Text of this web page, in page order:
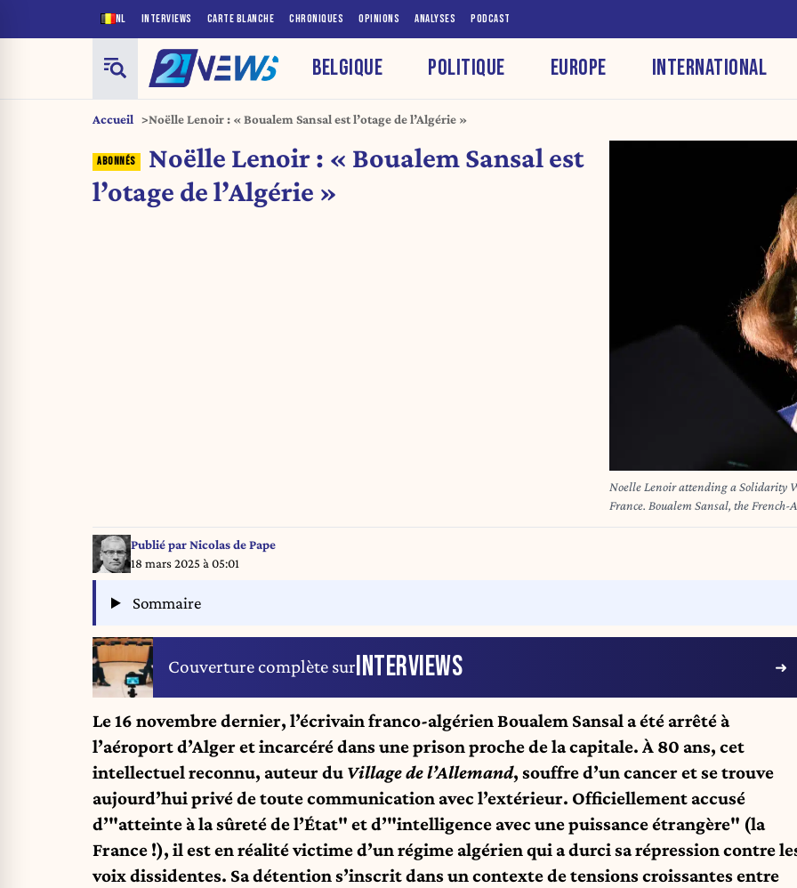
NL INTERVIEWS CARTE BLANCHE CHRONIQUES OPINIONS ANALYSES PODCAST
BELGIQUE POLITIQUE EUROPE INTERNATIONAL
Accueil Noëlle Lenoir : « Boualem Sansal est l’otage de l’Algérie »
Noëlle Lenoir : « Boualem Sansal est
l’otage de l’Algérie »
Noelle Lenoir attending a Solidarity
France. Boualem Sansal, the
security charges, has been
Publié parNicolas de Pape
18 mars 2025 à 05:01
Sommaire
Couverture complète surINTERVIEWS
Le 16 novembre dernier, l’écrivain franco-algérien Boualem Sansal a été arrêté à
l’aéroport d’Alger et incarcéré dans une prison proche de la capitale. À 80 ans, cet
intellectuel reconnu, auteur du Village de l’Allemand, souffre d’un cancer et se trouve
aujourd’hui privé de toute communication avec l’extérieur. Officiellement accusé
d’"atteinte à la sûreté de l’État" et d’"intelligence avec une puissance étrangère" (la
France !), il est en réalité victime d’un régime algérien qui a durci sa répression contre
voix dissidentes. Sa détention s’inscrit dans un contexte de tensions croissantes entre